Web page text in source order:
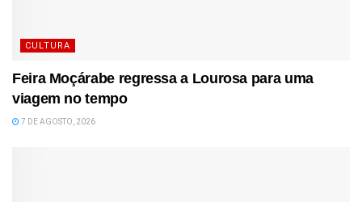
CULTURA
Feira Moçárabe regressa a Lourosa para uma
viagem no tempo
7 DE AGOSTO, 2026